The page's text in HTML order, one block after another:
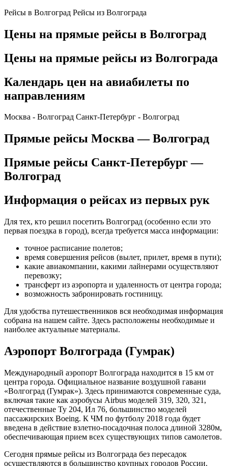
Рейсы в Волгоград Рейсы из Волгограда
Цены на прямые рейсы в Волгоград
Цены на прямые рейсы из Волгограда
Календарь цен на авиабилеты по
направлениям
Москва - Волгоград Санкт-Петербург - Волгоград
Прямые рейсы Москва — Волгоград
Прямые рейсы Санкт-Петербург —
Волгоград
Информация о рейсах из первых рук
Для тех, кто решил посетить Волгоград (особенно если это
первая поездка в город), всегда требуется масса информации:
точное расписание полетов;
время совершения рейсов (вылет, прилет, время в пути);
какие авиакомпании, какими лайнерами осуществляют
перевозку;
трансферт из аэропорта и удаленность от центра города;
возможность забронировать гостиницу.
Для удобства путешественников вся необходимая информация
собрана на нашем сайте. Здесь расположены необходимые и
наиболее актуальные материалы.
Аэропорт Волгограда (Гумрак)
Международный аэропорт Волгограда находится в 15 км от
центра города. Официальное название воздушной гавани
«Волгоград (Гумрак»). Здесь принимаются современные суда,
включая такие как аэробусы Airbus моделей 319, 320, 321,
отечественные Ту 204, Ил 76, большинство моделей
пассажирских Boeing. К ЧМ по футболу 2018 года будет
введена в действие взлетно-посадочная полоса длиной 3280м,
обеспечивающая прием всех существующих типов самолетов.
Сегодня прямые рейсы из Волгограда без пересадок
осуществляются в большинство крупных городов России.